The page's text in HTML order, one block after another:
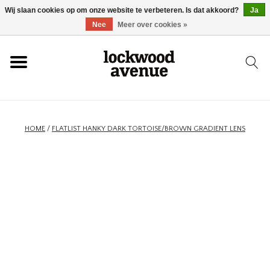
HOME
NIEUWHOME / FLATLIST HANKY DARK TORTOISE/BROWN GRADIENT LENS
Wij slaan cookies op om onze website te verbeteren. Is dat akkoord?
Ja
Nee
Meer over cookies »